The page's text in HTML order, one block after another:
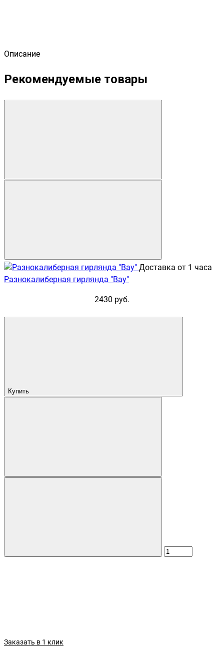
Описание
Рекомендуемые товары
Доставка от 1 часа
Разнокалиберная гирлянда "Вау"
2430 руб.
Купить
Заказать в 1 клик